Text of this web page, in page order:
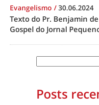
Evangelismo /30.06.2024
Texto do Pr. Benjamin
Gospel do Jornal
Posts